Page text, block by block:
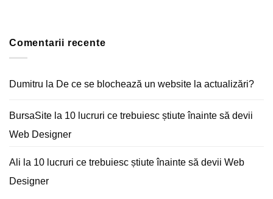
unui
marketing
Comentarii recente
Dumitru la De ce se blochează un website la actualizări?
BursaSite la 10 lucruri ce trebuiesc știute înainte să devii
Web Designer
Ali la 10 lucruri ce trebuiesc știute înainte să devii Web
Designer